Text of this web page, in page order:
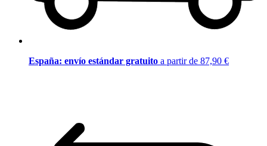
España: envío estándar gratuito a partir de 87,90 €